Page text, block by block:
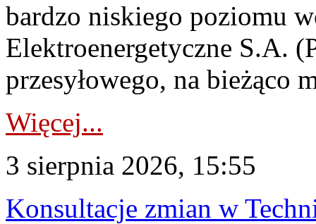
bardzo niskiego poziomu
Elektroenergetyczne S.A.
przesyłowego, na bieżąco
Więcej...
3 sierpnia 2026, 15:55
Konsultacje zmian w